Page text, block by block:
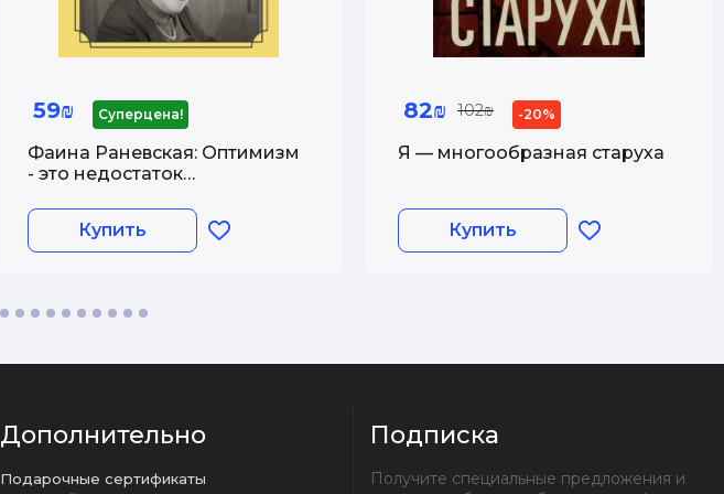
59₪ Суперцена!
Фаина Раневская: Оптимизм
- это недостаток
жизненные цитаты и притчи
Фаины Раневской
Купить
82₪ 102₪ -20%
Я — многообразная старуха
Купить
Дополнительно
Подарочные сертификаты
Подписка
Получите специальные предложения и